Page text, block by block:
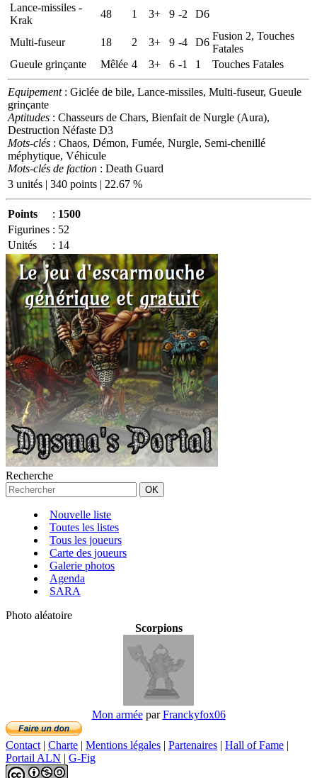
Lance-missiles -
Krak
48 1 3+ 9 -2 D6
Multi-fuseur 18 2 3+ 9 -4 D6
Fusion 2, Touches
Fatales
Gueule grinçante
Mêlée 4 3+ 6 -1 1 Touches Fatales
Equipement: Giclée de bile, Lance-missiles, Multi-fuseur, Gueule
grinçante
Aptitudes : Chasseurs de Chars, Bienfait de Nurgle (Aura),
Destruction Néfaste D3
Mots-clés : Chaos, Démon, Fumée, Nurgle, Semi-chenillé
méphytique, Véhicule
Mots-clés de faction : Death Guard
3 unités | 340 points | 22.67 %
Points : 1500
Figurines : 52
Unités
: 14
Recherche
Nouvelle liste
Toutes les listes
Tous les joueurs
Carte des joueurs
Galerie photos
Agenda
SARA
Photo aléatoire
Scorpions
Mon arméeparFranckyfox06
Contact | Charte | Mentions légales | Partenaires | Hall of Fame |
Portail ALN | G-Fig